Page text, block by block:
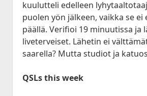
Kesä 2015
Kesä 2014
Kesä 2014 Pohjois-
Kesä 2013
Kesällä Korkeilla
JVA DX-sivu: NA Etelä
Vadelmakuja FM (last
Bandscan Jyväskylä
Bandscan Heikkilänperä
Kilpailut
Radioaktiivisten
QSL-Kilpailu 2021
Foorumi
Ota Yhteyttä
kuulutteli edelleen
puolen yön jälkeen, vaikka se ei
päällä. Verifioi 19 minuutissa ja
liveterveiset. Lähetin ei
saarella? Mutta studiot ja
QSLs this week